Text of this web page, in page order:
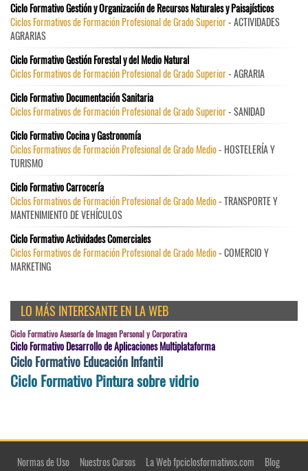
Ciclo Formativo Gestión y Organización de Recursos Naturales y Paisajísticos
Ciclos Formativos de Formación Profesional de Grado Superior- ACTIVIDADES
AGRARIAS
Ciclo Formativo Gestión Forestal y del Medio Natural
Ciclos Formativos de Formación Profesional de Grado Superior- AGRARIA
Ciclo Formativo Documentación Sanitaria
Ciclos Formativos de Formación Profesional de Grado Superior- SANIDAD
Ciclo Formativo Cocina y Gastronomía
Ciclos Formativos de Formación Profesional de Grado Medio- HOSTELERÍA Y
TURISMO
Ciclo Formativo Carrocería
Ciclos Formativos de Formación Profesional de Grado Medio- TRANSPORTE Y
MANTENIMIENTO DE VEHÍCULOS
Ciclo Formativo Actividades Comerciales
Ciclos Formativos de Formación Profesional de Grado Medio- COMERCIO Y
MARKETING
LO MÁS INTERESANTE EN LA WEB
Ciclo Formativo Asesoría de Imagen Personal y Corporativa
Ciclo Formativo Desarrollo de Aplicaciones Multiplataforma
Ciclo Formativo Educación Infantil
Ciclo Formativo Pintura sobre vidrio
Normas de Uso Nuestros Cursos La Web fpciclosformativos.com Blog